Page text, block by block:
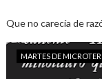
Que no carecía de
MARTES DE